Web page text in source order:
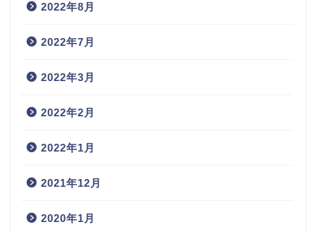
2022年8月
2022年7月
2022年3月
2022年2月
2022年1月
2021年12月
2020年1月